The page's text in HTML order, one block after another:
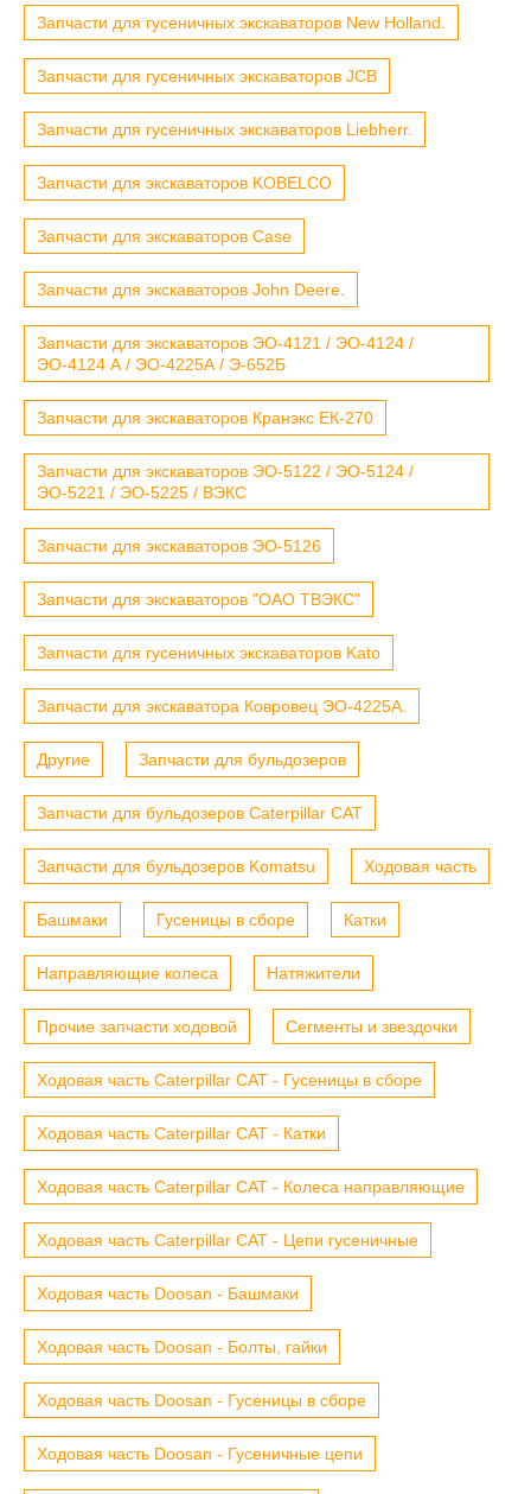
Запчасти для гусеничных экскаваторов New Holland.
Запчасти для гусеничных экскаваторов JCB
Запчасти для гусеничных экскаваторов Liebherr.
Запчасти для экскаваторов KOBELCO
Запчасти для экскаваторов Case
Запчасти для экскаваторов John Deere.
Запчасти для экскаваторов ЭО-4121 / ЭО-4124 /
ЭО-4124 А / ЭО-4225А / Э-652Б
Запчасти для экскаваторов Кранэкс ЕК-270
Запчасти для экскаваторов ЭО-5122 / ЭО-5124 /
ЭО-5221 / ЭО-5225 / ВЭКС
Запчасти для экскаваторов ЭО-5126
Запчасти для экскаваторов "ОАО ТВЭКС"
Запчасти для гусеничных экскаваторов Kato
Запчасти для экскаватора Ковровец ЭО-4225А.
Другие Запчасти для бульдозеров
Запчасти для бульдозеров Caterpillar CAT
Запчасти для бульдозеров Komatsu Ходовая часть
Башмаки Гусеницы в сборе Катки
Направляющие колеса Натяжители
Прочие запчасти ходовой Сегменты и звездочки
Ходовая часть Caterpillar CAT - Гусеницы в сборе
Ходовая часть Caterpillar CAT - Катки
Ходовая часть Caterpillar CAT - Колеса направляющие
Ходовая часть Caterpillar CAT - Цепи гусеничные
Ходовая часть Doosan - Башмаки
Ходовая часть Doosan - Болты, гайки
Ходовая часть Doosan - Гусеницы в сборе
Ходовая часть Doosan - Гусеничные цепи